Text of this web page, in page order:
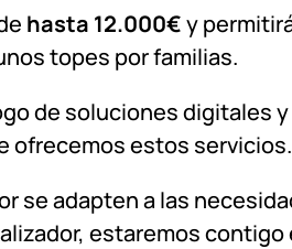
hasta 12.000€y
topes por familias.
de soluciones digitales y
ofrecemos estos servicios.
se adapten a las
estaremos contigo